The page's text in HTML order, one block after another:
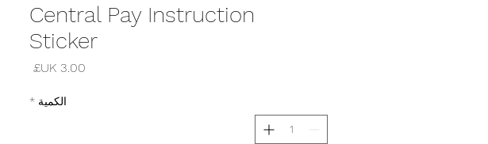
Central Pay Instruction
Sticker
السعر
الكمية *